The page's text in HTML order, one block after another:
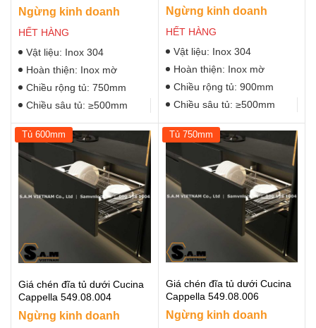
Ngừng kinh doanh
HẾT HÀNG
Vật liệu: Inox 304
Hoàn thiện: Inox mờ
Chiều rộng tủ: 750mm
Chiều sâu tủ: ≥500mm
Ngừng kinh doanh
HẾT HÀNG
Vật liệu: Inox 304
Hoàn thiện: Inox mờ
Chiều rộng tủ: 900mm
Chiều sâu tủ: ≥500mm
Tủ 600mm
Giá chén đĩa tủ dưới Cucina
Cappella 549.08.004
Ngừng kinh doanh
Tủ 750mm
Giá chén đĩa tủ dưới Cucina
Cappella 549.08.006
Ngừng kinh doanh